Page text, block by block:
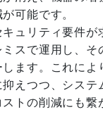
可能です。
ュリティ要件が
スで運用し、そ
ます。これによ
抑えつつ、システ
トの削減にも繋